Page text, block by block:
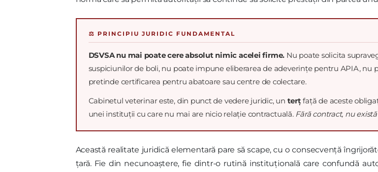
⚖️ PRINCIPIU JURIDIC FUNDAMENTAL
DSVSA nu mai poate cere absolut nimic acelei firme. Nu poate solicita
suspiciunilor de boli, nu poate impune eliberarea de adeverințe pentru APIA, nu
pretinde certificarea pentru abatoare sau centre de colectare.
Cabinetul veterinar este, din punct de vedere juridic, un terțfață de aceste
unei instituții cu care nu mai are nicio relație contractuală. Fără contract, nu
Această realitate juridică elementară pare să scape, cu o consecvență
țară. Fie din necunoaștere, fie dintr-o rutină instituțională care confundă